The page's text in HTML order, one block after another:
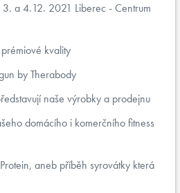
3. a 4.12. 2021 Liberec - Centrum
kvality
by Therabody
naše výrobky a prodejnu
domácího i komerčního fitness
aneb příběh syrovátky která